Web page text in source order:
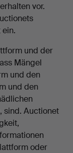
vor.
und der
Mängel
und den
und den
sind. Auctionet
oder